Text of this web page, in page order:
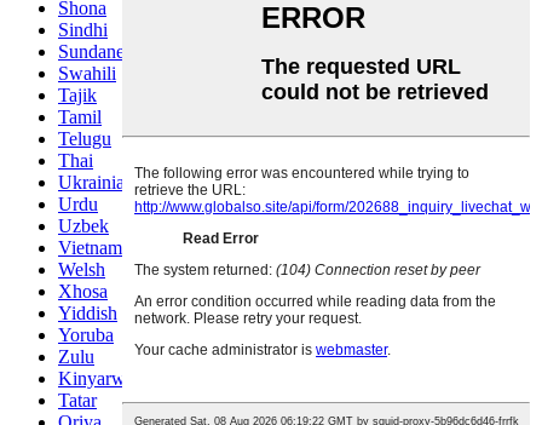
Shona
Sindhi
Sundanese
Swahili
Tajik
Tamil
Telugu
Thai
Ukrainian
Urdu
Uzbek
Vietnamese
Welsh
Xhosa
Yiddish
Yoruba
Zulu
Kinyarwanda
Tatar